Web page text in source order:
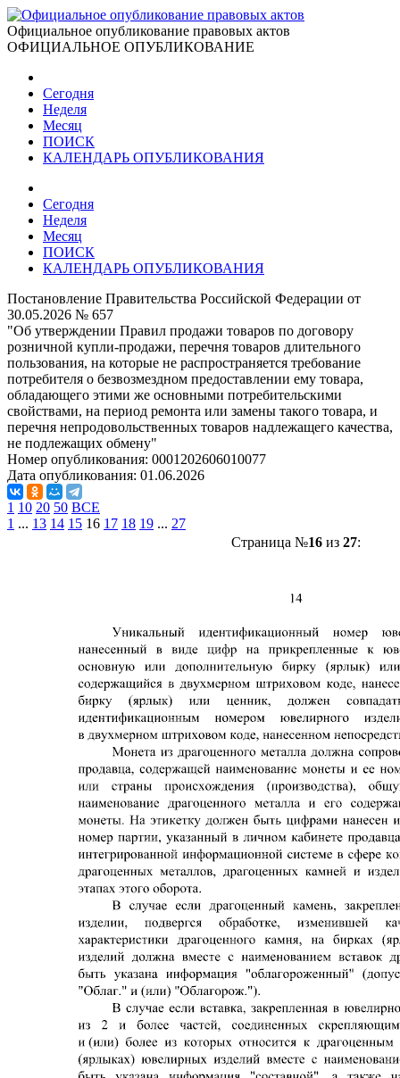
Официальное опубликование правовых актов
ОФИЦИАЛЬНОЕ ОПУБЛИКОВАНИЕ
Сегодня
Неделя
Месяц
ПОИСК
КАЛЕНДАРЬ ОПУБЛИКОВАНИЯ
Сегодня
Неделя
Месяц
ПОИСК
КАЛЕНДАРЬ ОПУБЛИКОВАНИЯ
Постановление Правительства Российской Федерации от
30.05.2026 № 657
"Об утверждении Правил продажи товаров по договору
розничной купли-продажи, перечня товаров длительного
пользования, на которые не распространяется требование
потребителя о безвозмездном предоставлении ему товара,
обладающего этими же основными потребительскими
свойствами, на период ремонта или замены такого товара, и
перечня непродовольственных товаров надлежащего качества,
не подлежащих обмену"
Номер опубликования: 0001202606010077
Дата опубликования: 01.06.2026
1 10 20 50 ВСЕ
1 ... 13 14 15 16 17 18 19 ... 27
Страница №16из 27: